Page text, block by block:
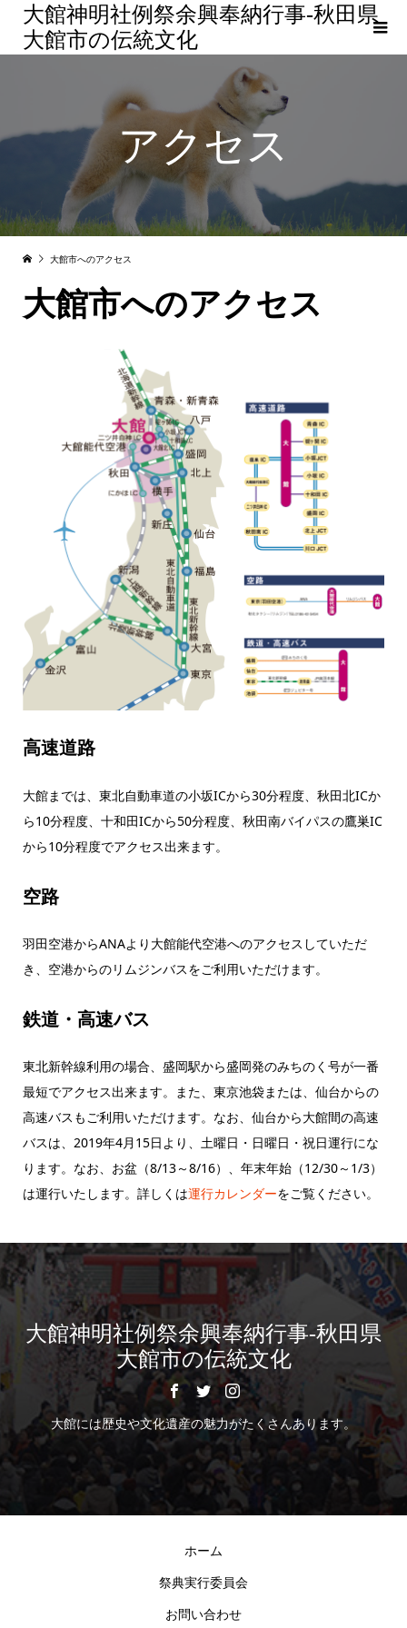
大館神明社例祭余興奉納行事-秋田県
大館市の伝統文化
アクセス
大館市へのアクセス
大館市へのアクセス
高速道路
大館までは、東北自動車道の小坂ICから30分程度、秋田北ICか
ら10分程度、十和田ICから50分程度、秋田南バイパスの鷹巣IC
から10分程度でアクセス出来ます。
空路
羽田空港からANAより大館能代空港へのアクセスしていただ
き、空港からのリムジンバスをご利用いただけます。
鉄道・高速バス
東北新幹線利用の場合、盛岡駅から盛岡発のみちのく号が一番
最短でアクセス出来ます。また、東京池袋または、仙台からの
高速バスもご利用いただけます。なお、仙台から大館間の高速
バスは、2019年4月15日より、土曜日・日曜日・祝日運行にな
ります。なお、お盆（8/13～8/16）、年末年始（12/30～1/3）
は運行いたします。詳しくは運行カレンダーをご覧ください。
大館神明社例祭余興奉納行事-秋田県
大館市の伝統文化
大館には歴史や文化遺産の魅力がたくさんあります。
ホーム
祭典実行委員会
お問い合わせ